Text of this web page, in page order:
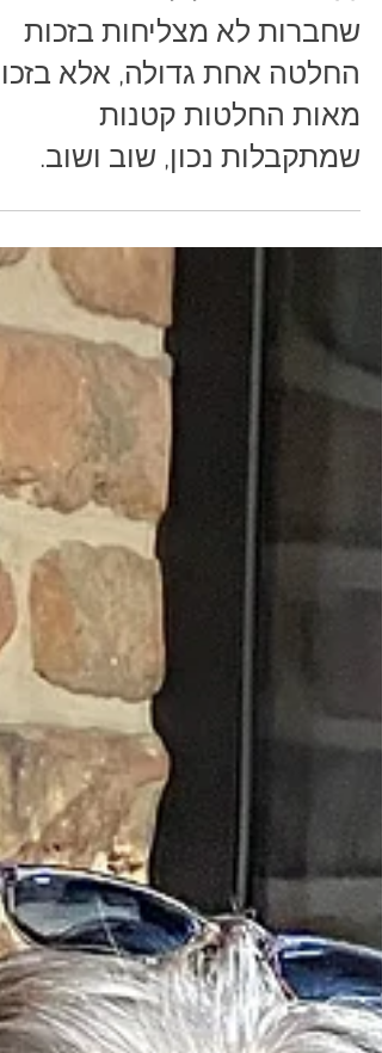
30 שנות ניהול לימדו אותי
שחברות לא מצליחות בזכות
החלטה אחת גדולה, אלא
מאות החלטות קטנות
שמתקבלות נכון, שוב ושוב.